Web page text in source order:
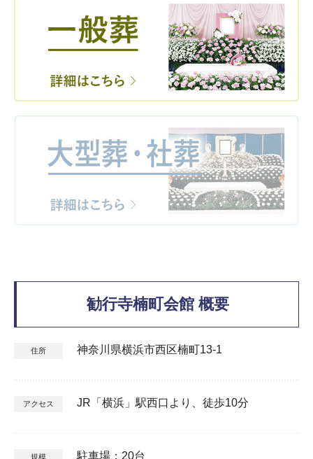
勧行寺楠町会館 概要
住所 神奈川県横浜市西区楠町13-1
アクセス JR「横浜」駅西口より、徒歩10分
規模
駐車場：20台